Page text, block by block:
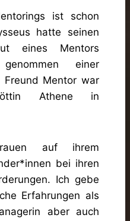
ist schon
hatte seinen
eines Mentors
einer
Mentor war
Athene in
auf ihrem
bei ihren
Ich gebe
Erfahrungen als
aber auch